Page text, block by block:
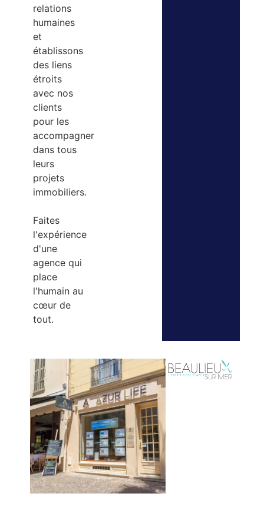
relations
humaines
et
établissons
des liens
étroits
avec nos
clients
pour les
accompagner
dans tous
leurs
projets
immobiliers.
Faites
l'expérience
d'une
agence qui
place
l'humain au
cœur de
tout.